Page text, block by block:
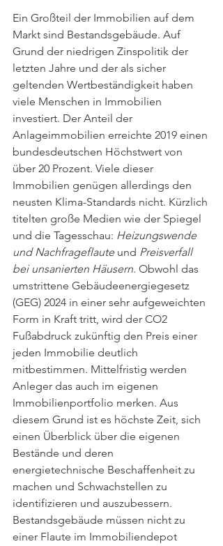
Ein Großteil der Immobilien auf dem
Markt sind Bestandsgebäude. Auf
Grund der niedrigen Zinspolitik der
letzten Jahre und der als sicher
geltenden Wertbeständigkeit haben
viele Menschen in Immobilien
investiert. Der Anteil der
Anlageimmobilien erreichte 2019 einen
bundesdeutschen Höchstwert von
über 20 Prozent. Viele dieser
Immobilien genügen allerdings den
neusten Klima-Standards nicht. Kürzlich
titelten große Medien wie der Spiegel
und die Tagesschau: Heizungswende
und Nachfrageflaute und Preisverfall
bei unsanierten Häusern. Obwohl das
umstrittene Gebäudeenergiegesetz
(GEG) 2024 in einer sehr aufgeweichten
Form in Kraft tritt, wird der CO2
Fußabdruck zukünftig den Preis einer
jeden Immobilie deutlich
mitbestimmen. Mittelfristig werden
Anleger das auch im eigenen
Immobilienportfolio merken. Aus
diesem Grund ist es höchste Zeit, sich
einen Überblick über die eigenen
Bestände und deren
energietechnische Beschaffenheit zu
machen und Schwachstellen zu
identifizieren und auszubessern.
Bestandsgebäude müssen nicht zu
einer Flaute im Immobiliendepot